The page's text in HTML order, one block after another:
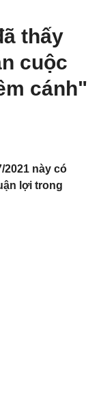
thấy
cuộc
cánh"
2021 này có
lợi trong